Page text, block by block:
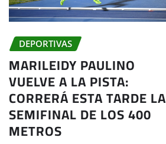
DEPORTIVAS
MARILEIDY PAULINO
VUELVE A LA PISTA:
CORRERÁ ESTA TARDE LA
SEMIFINAL DE LOS 400
METROS